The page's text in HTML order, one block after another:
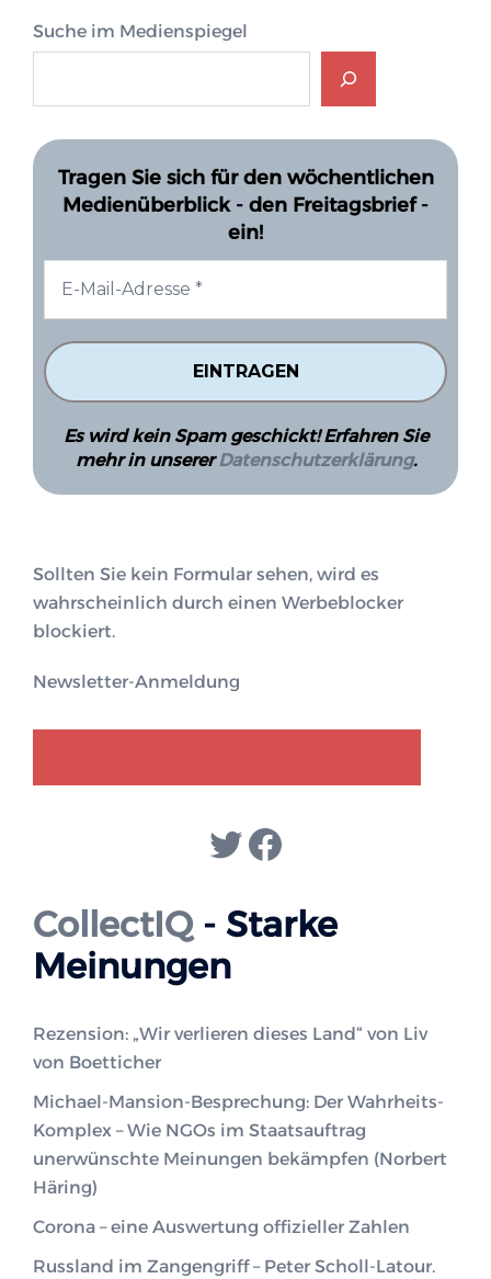
Suche im Medienspiegel
Tragen Sie sich für den wöchentlichen
Medienüberblick - den Freitagsbrief -
ein!
Es wird kein Spam geschickt! Erfahren Sie
mehr in unsererDatenschutzerklärung.
Sollten Sie kein Formular sehen, wird es
wahrscheinlich durch einen Werbeblocker
blockiert.
Newsletter-Anmeldung
Twitter
Facebook
CollectIQ- Starke
Meinungen
Rezension: „Wir verlieren dieses Land“ von Liv
von Boetticher
Michael-Mansion-Besprechung: Der Wahrheits-
Komplex – Wie NGOs im Staatsauftrag
unerwünschte Meinungen bekämpfen (Norbert
Häring)
Corona – eine Auswertung offizieller Zahlen
Russland im Zangengriff – Peter Scholl-Latour.